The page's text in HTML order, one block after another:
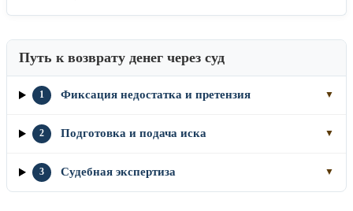
Путь к возврату денег через суд
1 Фиксация недостатка и претензия ▼
2 Подготовка и подача иска ▼
3 Судебная экспертиза ▼